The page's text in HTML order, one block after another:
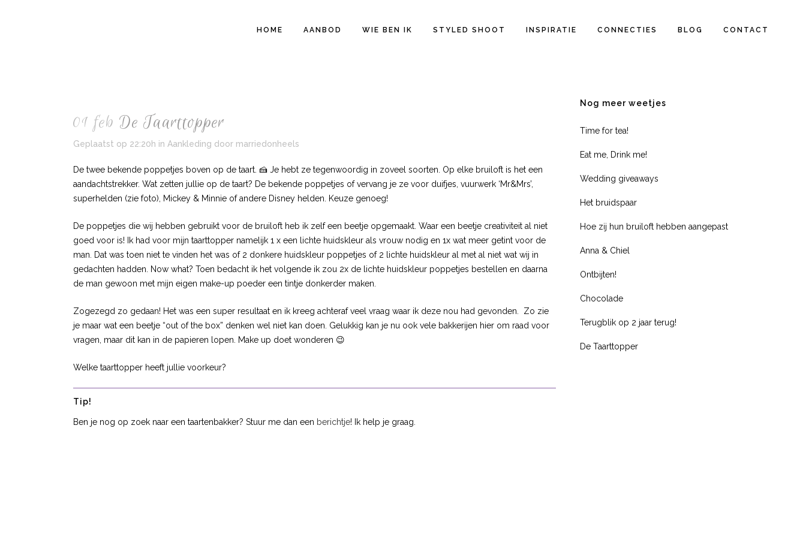
HOME AANBOD WIE BEN IK STYLED SHOOT INSPIRATIE CONNECTIES BLOG CONTACT
01 feb De Taarttopper
Geplaatst op 22:20h in Aankleding door marriedonheels
De twee bekende poppetjes boven op de taart. 🍰 Je hebt ze tegenwoordig in zoveel soorten. Op elke bruiloft is het een
aandachtstrekker. Wat zetten jullie op de taart? De bekende poppetjes of vervang je ze voor duifjes, vuurwerk ‘Mr&Mrs’,
superhelden (zie foto), Mickey & Minnie of andere Disney helden. Keuze genoeg!
De poppetjes die wij hebben gebruikt voor de bruiloft heb ik zelf een beetje opgemaakt. Waar een beetje creativiteit al niet
goed voor is! Ik had voor mijn taarttopper namelijk 1 x een lichte huidskleur als vrouw nodig en 1x wat meer getint voor de
man. Dat was toen niet te vinden het was of 2 donkere huidskleur poppetjes of 2 lichte huidskleur al met al niet wat wij in
gedachten hadden. Now what? Toen bedacht ik het volgende ik zou 2x de lichte huidskleur poppetjes bestellen en daarna
de man gewoon met mijn eigen make-up poeder een tintje donkerder maken.
Zogezegd zo gedaan! Het was een super resultaat en ik kreeg achteraf veel vraag waar ik deze nou had gevonden. Zo zie
je maar wat een beetje “out of the box” denken wel niet kan doen. Gelukkig kan je nu ook vele bakkerijen hier om raad voor
vragen, maar dit kan in de papieren lopen. Make up doet wonderen 😉
Welke taarttopper heeft jullie voorkeur?
Tip!
Ben je nog op zoek naar een taartenbakker? Stuur me dan een berichtje! Ik help je graag.
Nog meer weetjes
Time for tea!
Eat me, Drink me!
Wedding giveaways
Het bruidspaar
Hoe zij hun bruiloft hebben aangepast
Anna & Chiel
Ontbijten!
Chocolade
Terugblik op 2 jaar terug!
De Taarttopper